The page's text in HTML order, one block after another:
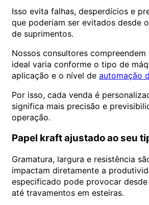
Isso evita falhas, desperdícios e
que poderiam ser evitados desde
de suprimentos.
Nossos consultores
ideal varia conforme o tipo de
aplicação e o nível de automação
Por isso, cada venda é
significa mais precisão e
operação.
Papel kraft ajustado ao seu
Gramatura, largura e resistência
impactam diretamente a
especificado pode provocar
até travamentos em esteiras.